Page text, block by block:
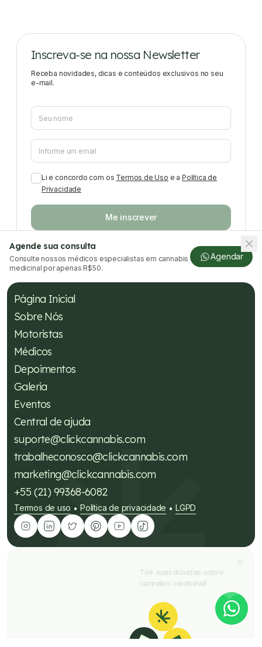
Inscreva-se na nossa Newsletter
Receba novidades, dicas e conteúdos exclusivos no seu
e-mail.
Li e concordo com os Termos de Uso e a Política de
Privacidade
Me inscrever
Agende sua consulta
Consulte nossos médicos especialistas em cannabis
medicinal por apenas R$50.
Agendar
Página Inicial
Sobre Nós
Motoristas
Médicos
Depoimentos
Galeria
Eventos
Central de ajuda
suporte@clickcannabis.com
trabalheconosco@clickcannabis.com
marketing@clickcannabis.com
+55 (21) 99368-6082
Termos de uso • Política de privacidade • LGPD